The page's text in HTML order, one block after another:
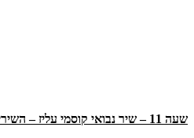
שעה 11 – שיר נבואי קוסמי עליז – השירים היפים של יוני רכטר